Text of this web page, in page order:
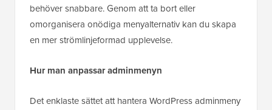
behöver snabbare. Genom att ta bort eller
omorganisera onödiga menyalternativ kan du skapa
en mer strömlinjeformad upplevelse.
Hur man anpassar adminmenyn
Det enklaste sättet att hantera WordPress adminmeny